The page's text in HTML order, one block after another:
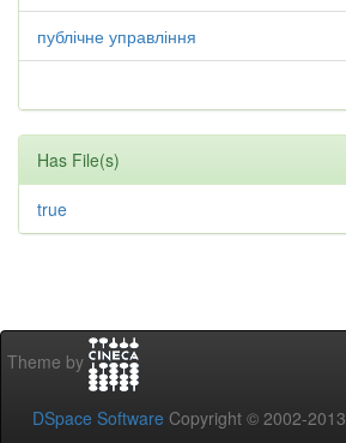
публічне управління
Has File(s)
true
Theme by
DSpace Software Copyright © 2002-2013